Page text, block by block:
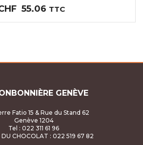
55.06 Plage
de
CHF55.06
TTC
GENÈVE
Fatio 15 & Rue du Stand 62
Genève 1204
Tel : 022 311 61 96
DU CHOCOLAT : 022 519 67 82